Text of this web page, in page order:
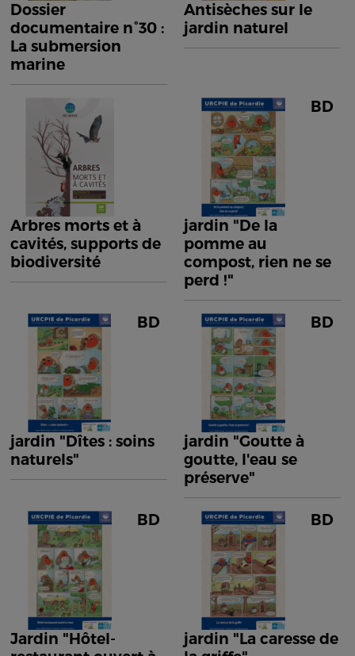
Dossier
documentaire n°30 :
La submersion
marine
Antisèches sur le
jardin naturel
Arbres morts et à
cavités, supports de
biodiversité
BD
jardin "De la
pomme au
compost, rien ne se
perd !"
BD
jardin "Dîtes : soins
naturels"
BD
jardin "Goutte à
goutte, l'eau se
préserve"
BD
Jardin "Hôtel-
BD
jardin "La caresse de